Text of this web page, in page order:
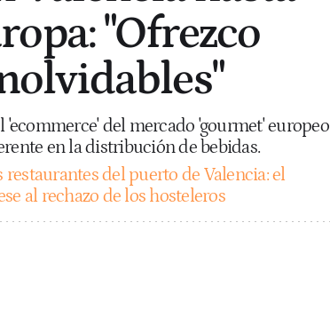
"Ofrezco
'ecommerce' del mercado 'gourmet' europeo
en la distribución de bebidas.
restaurantes del puerto de Valencia: el
al rechazo de los hosteleros